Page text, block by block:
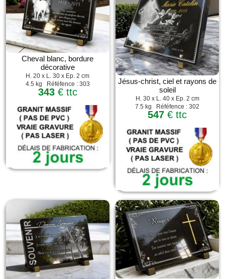
Cheval blanc, bordure
décorative
H. 20 x L. 30 x Ep. 2 cm
4.5 kg Réféfence : 303
343€ ttc
Jésus-christ, ciel et rayons de
soleil
H. 30 x L. 40 x Ep. 2 cm
7.5 kg Réféfence : 302
547 € ttc